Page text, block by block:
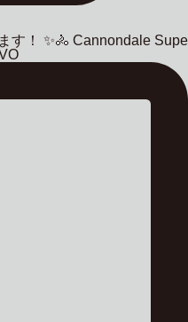
す！ ✨🚴 Cannondale Supe